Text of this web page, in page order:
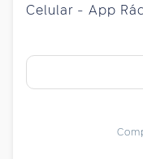
Celular - App